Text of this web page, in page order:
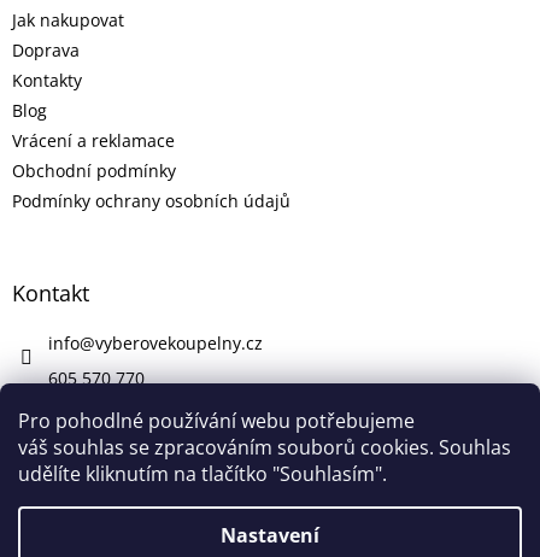
Pro pohodlné používání webu potřebujeme
váš souhlas se zpracováním souborů cookies. Souhlas
udělíte kliknutím na tlačítko "Souhlasím".
Nastavení
Jak nakupovat
Doprava
Kontakty
Blog
Vrácení a reklamace
Obchodní podmínky
Podmínky ochrany osobních údajů
Kontakt
info@vyberovekoupelny.cz
605 570 770
https://www.facebook.com/vyberovekoupelny/